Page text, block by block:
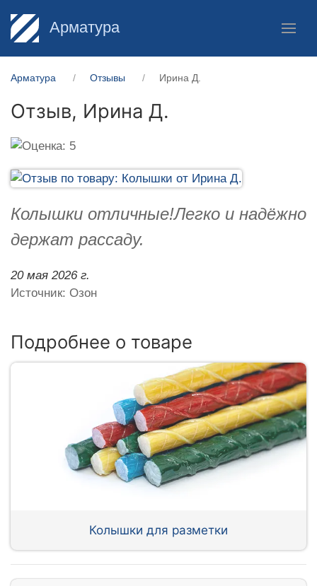
Арматура
Арматура Отзывы Ирина Д.
Отзыв, Ирина Д.
Колышки отличные!Легко и надёжно
держат рассаду.
20 мая 2026 г.
Источник: Озон
Подробнее о товаре
Колышки для разметки